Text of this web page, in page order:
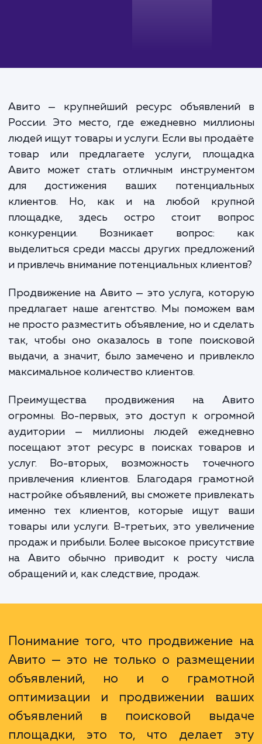
Авито — крупнейший ресурс
людей ищут товары и услуги. Если вы
товар или предлагаете услуги,
Авито может стать отличным
для достижения ваших
клиентов. Но, как и на любой
конкуренции. Возникает вопрос:
выделиться среди массы других
и привлечь внимание потенциальных
Продвижение на Авито — это услуга,
не просто разместить объявление, но и
так, чтобы оно оказалось в топе
выдачи, а значит, было замечено и
максимальное количество клиентов.
Преимущества продвижения на
аудитории — миллионы людей
посещают этот ресурс в поисках
услуг. Во-вторых, возможность
привлечения клиентов. Благодаря
продаж и прибыли. Более высокое
на Авито обычно приводит к росту
обращений и, как следствие, продаж.